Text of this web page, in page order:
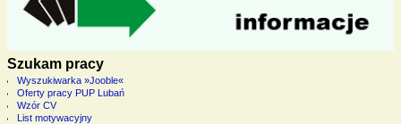
Szukam pracy
Wyszukiwarka »Jooble«
Oferty pracy PUP Lubań
Wzór CV
List motywacyjny